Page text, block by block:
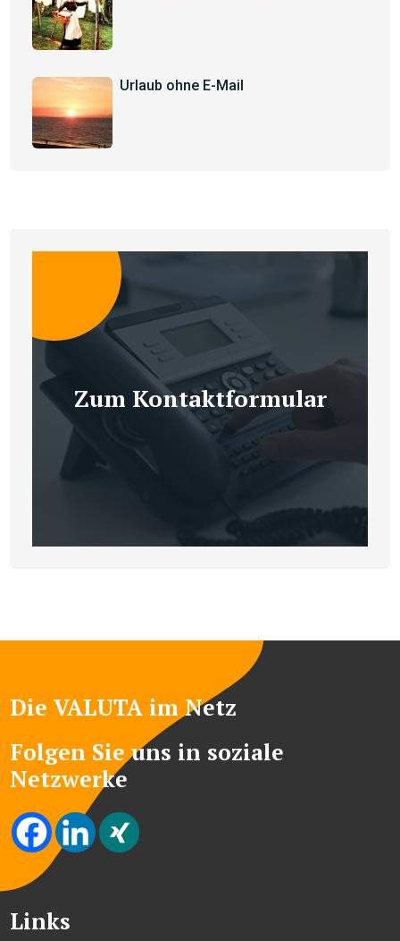
Urlaub ohne E-Mail
Zum Kontaktformular
Die VALUTA im Netz
Folgen Sie uns in soziale
Netzwerke
Links